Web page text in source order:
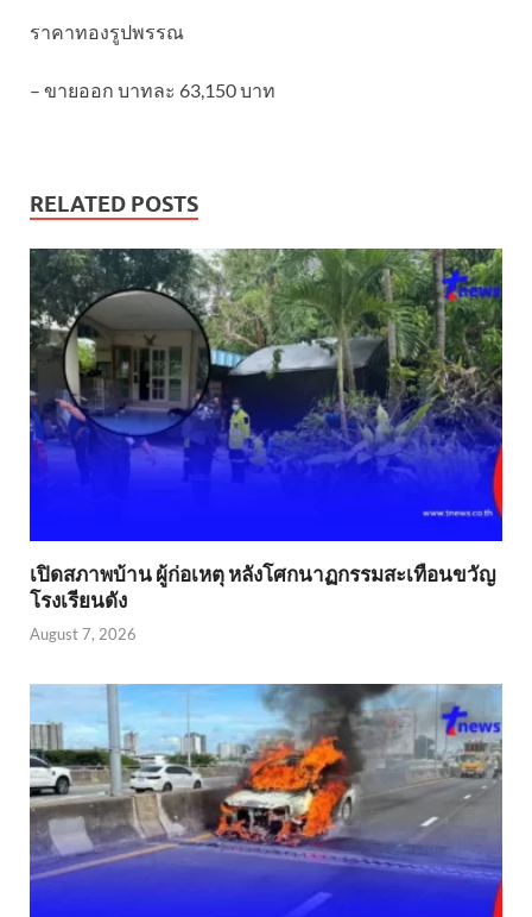
ราคาทองรูปพรรณ
– ขายออก บาทละ 63,150 บาท
RELATED POSTS
เปิดสภาพบ้าน ผู้ก่อเหตุ หลังโศกนาฏกรรมสะเทือนขวัญ
โรงเรียนดัง
August 7, 2026